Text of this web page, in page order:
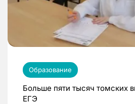
Образование
Больше пяти тысяч томских
ЕГЭ